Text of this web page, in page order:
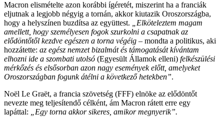
Macron elismételte azon korábbi ígéretét, miszerint ha a franciák
eljutnak a legjobb négyig a tornán, akkor kiutazik Oroszországba,
hogy a helyszínen buzdítsa az együttest.
„Elköteleztem magam
amellett, hogy személyesen fogok szurkolni a csapatnak az
elődöntőtől kezdve egészen a torna végéig – mondta a politikus, aki
hozzátette: az egész nemzet bizalmát és támogatását kívántam
elhozni ide a szombati utolsó (Egyesült Államok elleni) felkészülési
mérkőzés és elsősorban azon nagy események előtt, amelyeket
Oroszországban fogunk átélni a következő hetekben”.
Noël Le Graët, a francia szövetség (FFF) elnöke az elődöntőt
nevezte meg teljesítendő célként, ám Macron rátett erre egy
lapáttal:
„Egy torna akkor sikeres, amikor megnyerik”.